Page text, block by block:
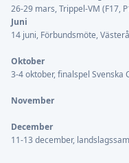
26-29 mars, Trippel-VM (F17,
Juni
14 juni, Förbundsmöte,
Oktober
3-4 oktober, finalspel Svenska
November
December
11-13 december,